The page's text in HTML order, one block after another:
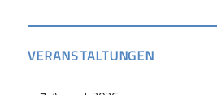
VERANSTALTUNGEN